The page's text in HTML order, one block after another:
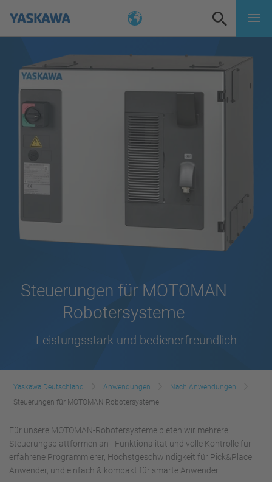
Steuerungen für MOTOMAN
Robotersysteme
Leistungsstark und bedienerfreundlich
Yaskawa Deutschland Anwendungen
Nach Anwendungen
Steuerungen für MOTOMAN Robotersysteme
Für unsere MOTOMAN-Robotersysteme bieten wir mehrere
Steuerungsplattformen an - Funktionalität und volle Kontrolle für
erfahrene Programmierer, Höchstgeschwindigkeit für Pick&Place
Anwender, und einfach & kompakt für smarte Anwender.